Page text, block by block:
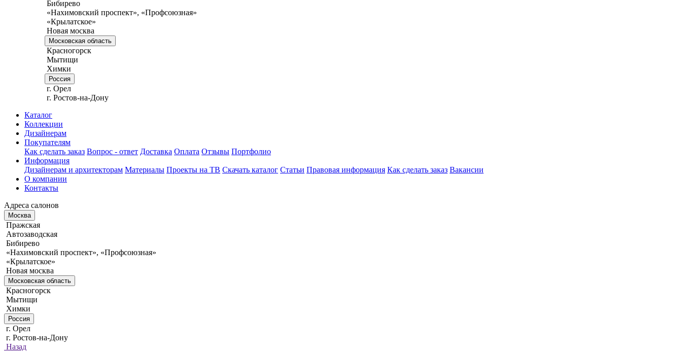
Бибирево
«Нахимовский проспект», «Профсоюзная»
«Крылатское»
Новая москва
Московская область
Красногорск
Мытищи
Химки
Россия
г. Орел
г. Ростов-на-Дону
Каталог
Коллекции
Дизайнерам
Покупателям
Как сделать заказ Вопрос - ответ Доставка Оплата Отзывы Портфолио
Информация
Дизайнерам и архитекторам Материалы Проекты на ТВ Скачать каталог Статьи Правовая информация Как сделать заказ Вакансии
О компании
Контакты
Адреса салонов
Москва
Пражская
Автозаводская
Бибирево
«Нахимовский проспект», «Профсоюзная»
«Крылатское»
Новая москва
Московская область
Красногорск
Мытищи
Химки
Россия
г. Орел
г. Ростов-на-Дону
Назад